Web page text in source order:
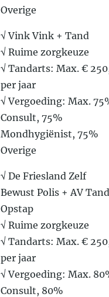
Overige
√ Vink Vink + Tand
√ Ruime zorgkeuze
√ Tandarts: Max. €
per jaar
√ Vergoeding: Max.
Consult, 75%
Mondhygiënist, 75%
Overige
√ De Friesland Zelf
Bewust Polis + AV Tand
Opstap
√ Ruime zorgkeuze
√ Tandarts: Max. €
per jaar
√ Vergoeding: Max.
Consult, 80%